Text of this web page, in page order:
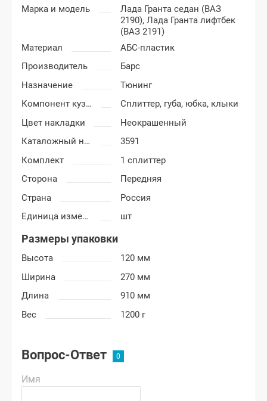
Марка и модель
Лада Гранта седан (ВАЗ
2190),Лада Гранта лифтбек
(ВАЗ 2191)
Материал
АБС-пластик
Производитель
Барс
Назначение
Тюнинг
Компонент кузова
Сплиттер, губа, юбка, клыки
Цвет накладки
Неокрашенный
Каталожный номер
3591
Комплект
1 сплиттер
Сторона
Передняя
Страна
Россия
Единица измерения
шт
Размеры упаковки
Высота
120 мм
Ширина
270 мм
Длина
910 мм
Вес
1200 г
Вопрос-Ответ
Имя